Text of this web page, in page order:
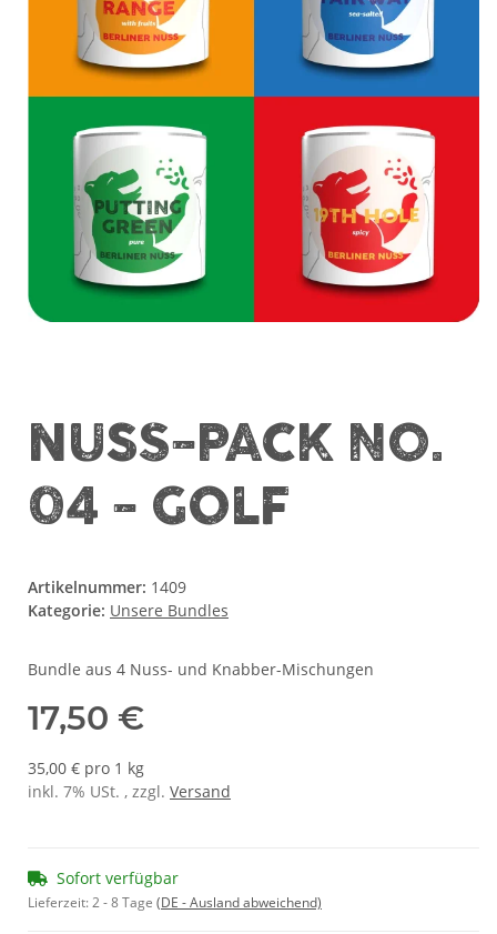
NUSS-PACK NO.
04 - GOLF
Artikelnummer: 1409
Kategorie: Unsere Bundles
Bundle aus 4 Nuss- und Knabber-Mischungen
17,50 €
35,00 € pro 1 kg
inkl. 7% USt. , zzgl. Versand
Sofort verfügbar
Lieferzeit:2 - 8 Tage (DE - Ausland abweichend)